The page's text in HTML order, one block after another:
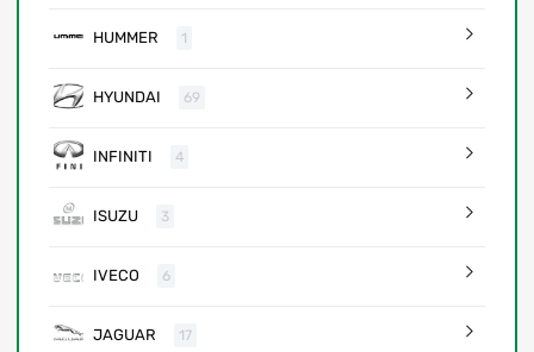
HUMMER 1
HYUNDAI 69
INFINITI 4
ISUZU 3
IVECO 6
JAGUAR 17